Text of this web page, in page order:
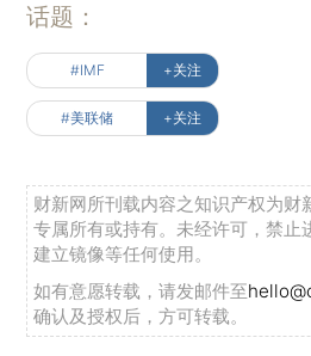
话题：
#IMF +关注
#美联储 +关注
财新网所刊载内容之知识产权为财
专属所有或持有。未经许可，禁止
建立镜像等任何使用。
如有意愿转载，请发邮件至
确认及授权后，方可转载。